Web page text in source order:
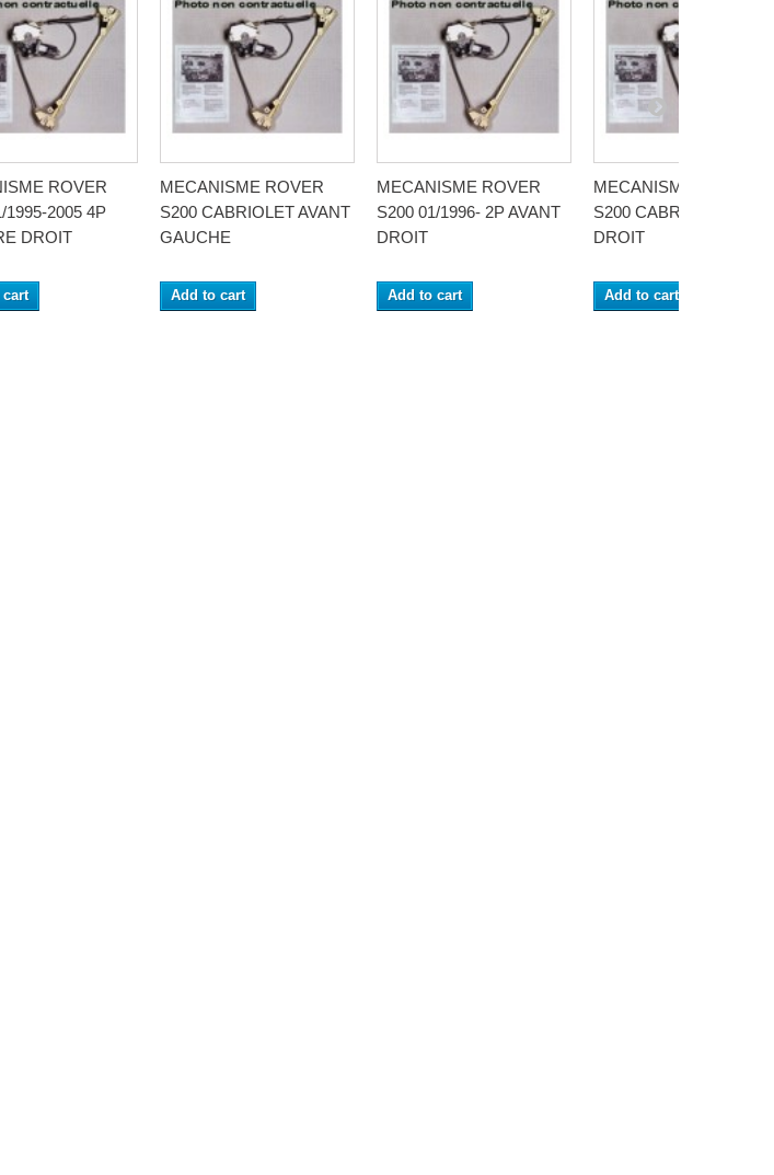
ROVER
1995-2005 4P
DROIT
MECANISME ROVER
S200 CABRIOLET AVANT
GAUCHE
Add to cart
MECANISME ROVER
S200 01/1996- 2P AVANT
DROIT
Add to cart
MECANISME ROVER
S200 CABRIOLET
DROIT
Add to cart